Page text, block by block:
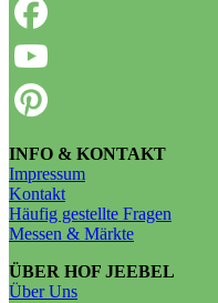
INFO & KONTAKT
Impressum
Kontakt
Häufig gestellte Fragen
Messen & Märkte
ÜBER HOF JEEBEL
Über Uns